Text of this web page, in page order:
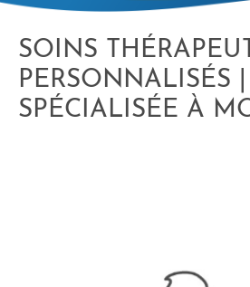
SOINS
PERSONNALISÉS
SPÉCIALISÉE À